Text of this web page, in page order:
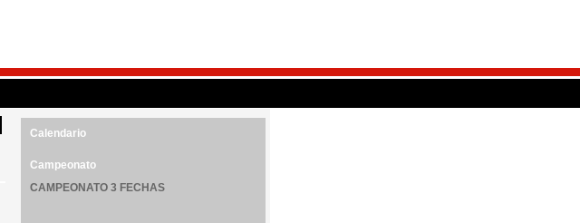
Calendario
Campeonato
CAMPEONATO 3 FECHAS